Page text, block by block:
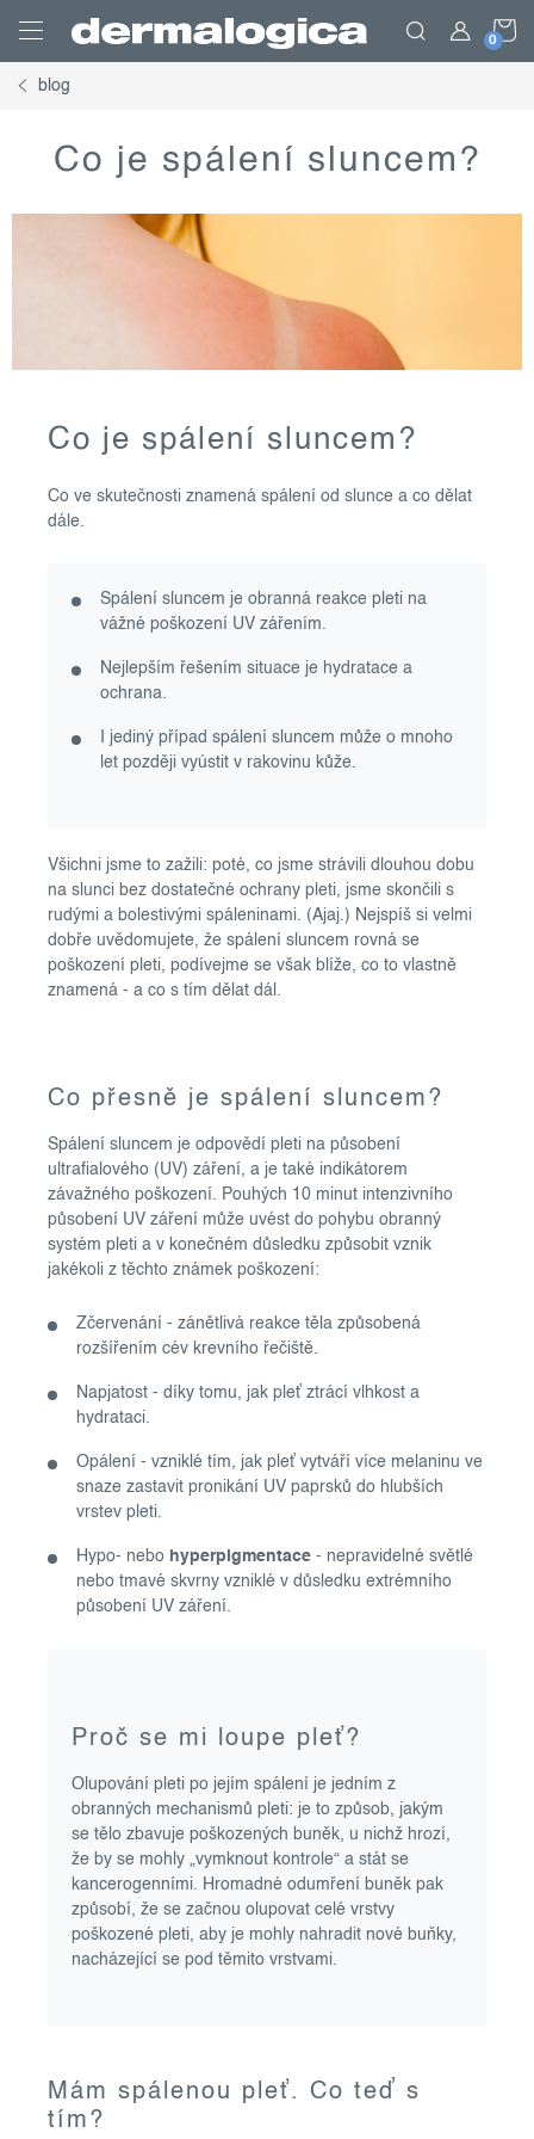
obsah
blog
Co je spálení sluncem?
Co je spálení sluncem?
Co ve skutečnosti znamená spálení od slunce a co dělat
dále.
Spálení sluncem je obranná reakce pleti na
vážné poškození UV zářením.
Nejlepším řešením situace je hydratace a
ochrana.
I jediný případ spálení sluncem může o mnoho
let později vyústit v rakovinu kůže.
Všichni jsme to zažili: poté, co jsme strávili dlouhou dobu
na slunci bez dostatečné ochrany pleti, jsme skončili s
rudými a bolestivými spáleninami. (Ajaj.) Nejspíš si velmi
dobře uvědomujete, že spálení sluncem rovná se
poškození pleti, podívejme se však blíže, co to vlastně
znamená - a co s tím dělat dál.
Co přesně je spálení sluncem?
Spálení sluncem je odpovědí pleti na působení
ultrafialového (UV) záření, a je také indikátorem
závažného poškození. Pouhých 10 minut intenzivního
působení UV záření může uvést do pohybu obranný
systém pleti a v konečném důsledku způsobit vznik
jakékoli z těchto známek poškození:
Zčervenání - zánětlivá reakce těla způsobená
rozšířením cév krevního řečiště.
Napjatost - díky tomu, jak pleť ztrácí vlhkost a
hydrataci.
Opálení - vzniklé tím, jak pleť vytváří více melaninu ve
snaze zastavit pronikání UV paprsků do hlubších
vrstev pleti.
Hypo- nebo hyperpigmentace - nepravidelné světlé
nebo tmavé skvrny vzniklé v důsledku extrémního
působení UV záření.
Proč se mi loupe pleť?
Olupování pleti po jejím spálení je jedním z
obranných mechanismů pleti: je to způsob, jakým
se tělo zbavuje poškozených buněk, u nichž hrozí,
že by se mohly „vymknout kontrole“ a stát se
kancerogenními. Hromadné odumření buněk pak
způsobí, že se začnou olupovat celé vrstvy
poškozené pleti, aby je mohly nahradit nové buňky,
nacházející se pod těmito vrstvami.
Mám spálenou pleť. Co teď s
tím?